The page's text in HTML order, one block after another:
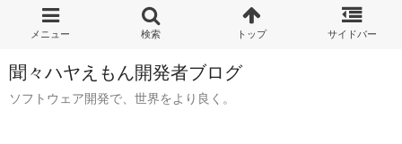
聞々ハヤえもん開発者ブログ
ソフトウェア開発で、世界をより良く。